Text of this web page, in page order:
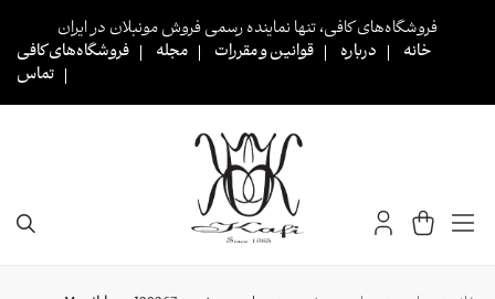
فروشگاه‌های کافی، تنها نماینده رسمی فروش مونبلان در ایران
خانه
درباره قوانین و مقررات مجله
فروشگاه‌های کافی
تماس